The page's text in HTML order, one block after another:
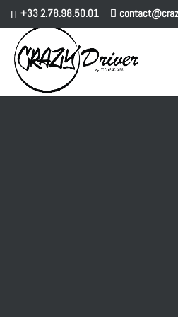
+33 2.78.98.50.01Accueil-991-